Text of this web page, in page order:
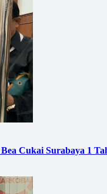
Cukai Surabaya 1